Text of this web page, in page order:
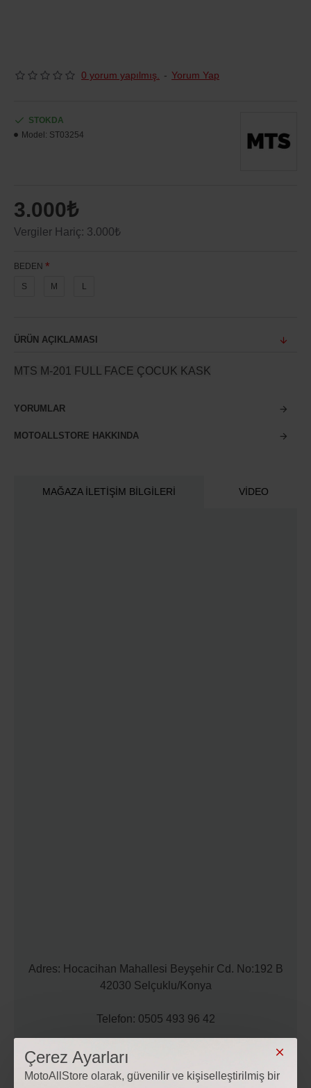
Çerez Ayarları
MotoAllStore olarak, güvenilir ve kişiselleştirilmiş bir
0 yorum yapılmış. - Yorum Yap
3.000₺
Vergiler Hariç: 3.000₺
STOKDA
Model: ST03254
BEDEN
S M L
ÜRÜN AÇIKLAMASI
MTS M-201 FULL FACE ÇOCUK KASK
YORUMLAR
MOTOALLSTORE HAKKINDA
MAĞAZA İLETIŞIM BILGILERI VIDEO
Adres: Hocacihan Mahallesi Beyşehir Cd. No:192 B
42030 Selçuklu/Konya
Telefon: 0505 493 96 42
Mail: iletisim@motoallstore.com